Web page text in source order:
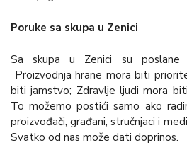
Poruke sa skupa u Zenici
Sa skupa u Zenici su poslane
Proizvodnja hrane mora biti
biti jamstvo; Zdravlje ljudi mora
To možemo postići samo ako
proizvođači, građani, stručnjaci i
Svatko od nas može dati doprinos.